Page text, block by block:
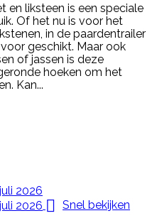
en liksteen is een speciale
Of het nu is voor het
in de paardentrailer
geschikt. Maar ook
of jassen is deze
hoeken om het
Kan...
 Snel bekijken